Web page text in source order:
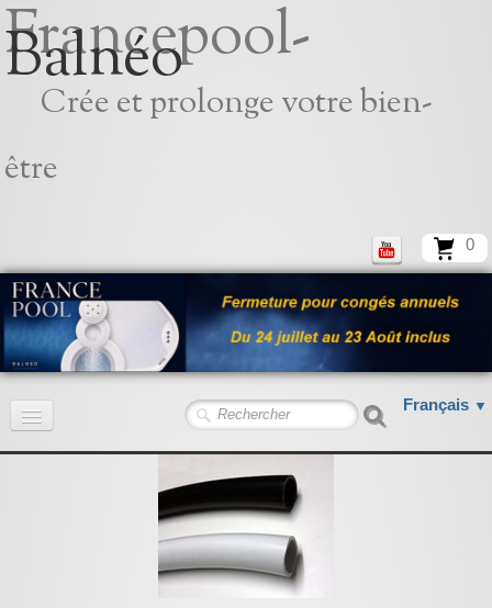
Francepool-
Balnéo
Crée et prolonge votre bien-
être
0
Français ▼
Accueil